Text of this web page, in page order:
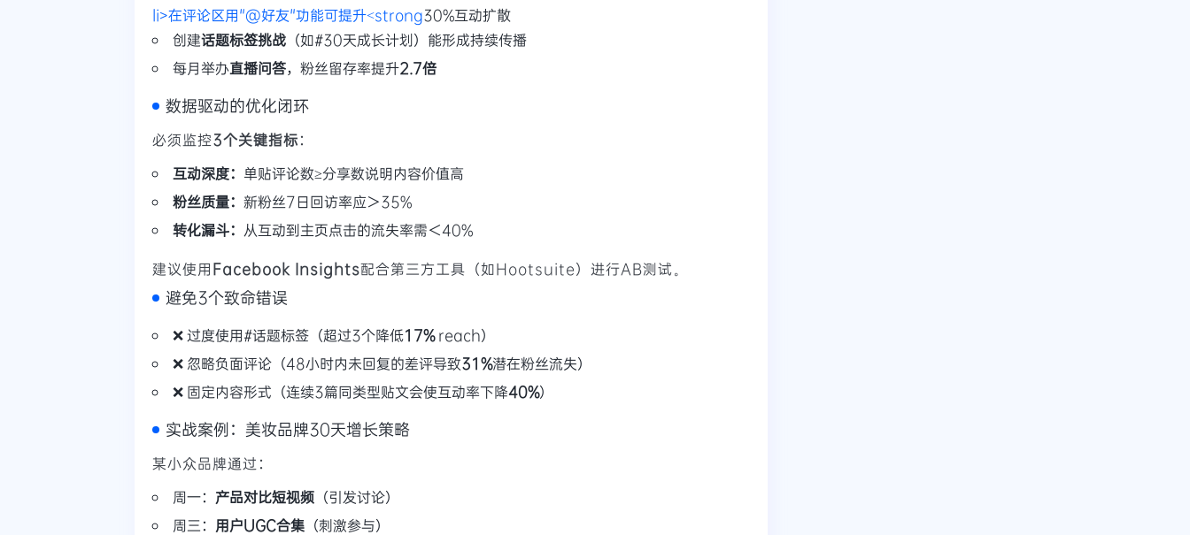
li>在评论区用"@好友"功能可提升<strong30%互动扩散
创建话题标签挑战 （如#30天成长计划）能形成持续传播
每月举办直播问答，粉丝留存率提升2.7倍
数据驱动的优化闭环
必须监控3个关键指标：
互动深度： 单贴评论数≥分享数说明内容价值高
粉丝质量： 新粉丝7日回访率应＞35%
转化漏斗： 从互动到主页点击的流失率需＜40%
建议使用Facebook Insights配合第三方工具（如Hootsuite）进行AB测试。
避免3个致命错误
❌ 过度使用#话题标签（超过3个降低17%reach）
❌ 忽略负面评论（48小时内未回复的差评导致31%潜在粉丝流失）
❌ 固定内容形式（连续3篇同类型贴文会使互动率下降40%）
实战案例：美妆品牌30天增长策略
某小众品牌通过：
周一： 产品对比短视频 （引发讨论）
周三： 用户UGC合集 （刺激参与）